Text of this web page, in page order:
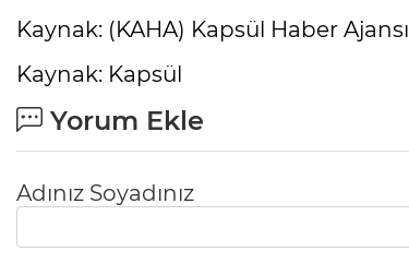
Kaynak: (KAHA) Kapsül Haber Ajansı
Kaynak: Kapsül
Yorum Ekle
Adınız Soyadınız